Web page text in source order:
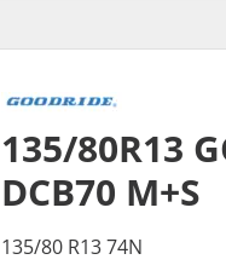
135/80R13
DCB70 M+S
135/80 R13 74N